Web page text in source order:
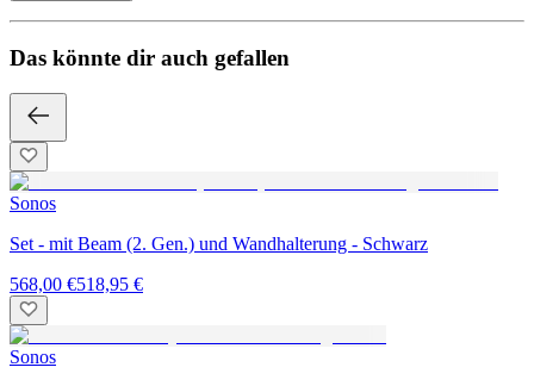
Das könnte dir auch gefallen
Sonos
Set - mit Beam (2. Gen.) und Wandhalterung - Schwarz
568,00 €518,95 €
Sonos